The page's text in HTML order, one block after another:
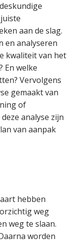
aan de slag.
en analyseren
kwaliteit van het
En welke
Vervolgens
gemaakt van
of
analyse zijn
van aanpak
hebben
weg
weg te slaan.
worden